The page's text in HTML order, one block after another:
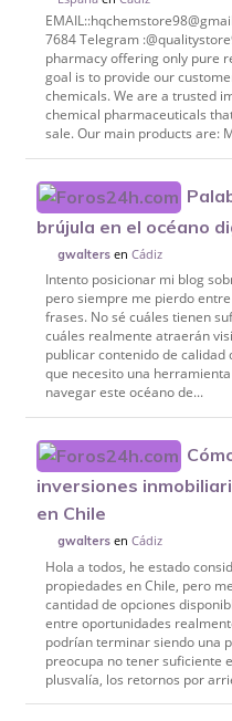
7684 Telegram
pharmacy offering only pure
goal is to provide our
chemicals. We are a trusted
chemical pharmaceuticals
sale. Our main products are:
brújula en el océano
gwalters enCádiz
Intento posicionar mi blog
pero siempre me pierdo
frases. No sé cuáles tienen
cuáles realmente atraerán
publicar contenido de
que necesito una
navegar este océano de...
inversiones
en Chile
gwalters enCádiz
Hola a todos, he estado
propiedades en Chile, pero
cantidad de opciones
entre oportunidades
podrían terminar siendo una
preocupa no tener suficiente
plusvalía, los retornos por